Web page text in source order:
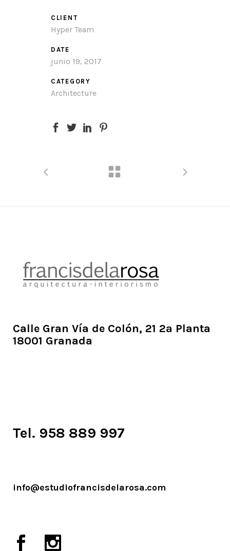
CLIENT
Hyper Team
DATE
junio 19, 2017
CATEGORY
Architecture
Calle Gran Vía de Colón, 21 2ª Planta
18001 Granada
Tel. 958 889 997
info@estudiofrancisdelarosa.com